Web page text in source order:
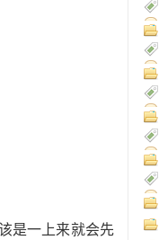
是一上来就会先